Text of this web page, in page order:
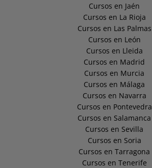
Cursos en Jaén
Cursos en La Rioja
Cursos en Las Palmas
Cursos en León
Cursos en Lleida
Cursos en Madrid
Cursos en Murcia
Cursos en Málaga
Cursos en Navarra
Cursos en Pontevedra
Cursos en Salamanca
Cursos en Sevilla
Cursos en Soria
Cursos en Tarragona
Cursos en Tenerife